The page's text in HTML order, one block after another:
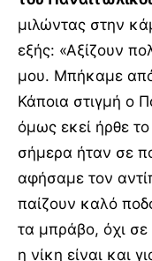
μιλώντας στην
εξής: «Αξίζουν
μου. Μπήκαμε από
Κάποια στιγμή ο
όμως εκεί ήρθε
σήμερα ήταν σε
αφήσαμε τον
παίζουν καλό
τα μπράβο, όχι
η νίκη είναι και